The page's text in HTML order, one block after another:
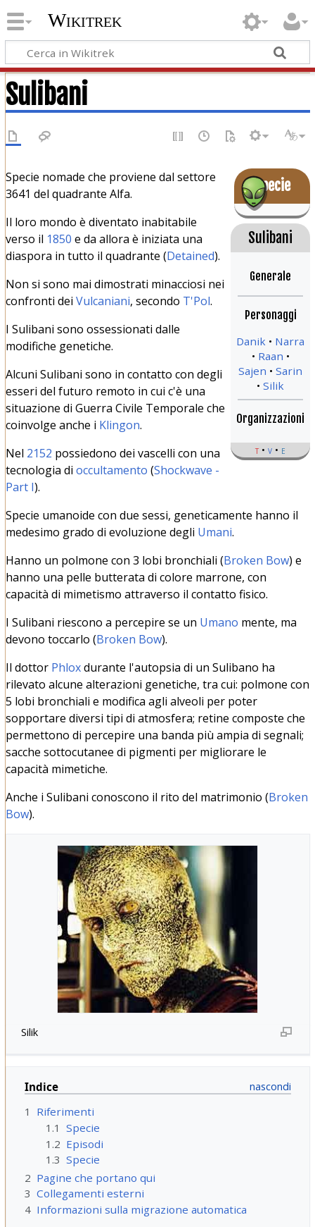
Wikitrek
Sulibani
Specie
Sulibani
Generale
Personaggi
Danik
Narra
Raan
Sajen
Sarin
Silik
Organizzazioni
t v e
Specie nomade che proviene dal settore
3641 del quadrante Alfa.
Il loro mondo è diventato inabitabile
verso il 1850 e da allora è iniziata una
diaspora in tutto il quadrante (Detained).
Non si sono mai dimostrati minacciosi nei
confronti dei Vulcaniani, secondo T'Pol.
I Sulibani sono ossessionati dalle
modifiche genetiche.
Alcuni Sulibani sono in contatto con degli
esseri del futuro remoto in cui c'è una
situazione di Guerra Civile Temporale che
coinvolge anche i Klingon.
Nel 2152 possiedono dei vascelli con una
tecnologia di occultamento (Shockwave -
Part I).
Specie umanoide con due sessi, geneticamente hanno il
medesimo grado di evoluzione degli Umani.
Hanno un polmone con 3 lobi bronchiali (Broken Bow) e
hanno una pelle butterata di colore marrone, con
capacità di mimetismo attraverso il contatto fisico.
I Sulibani riescono a percepire se un Umano mente, ma
devono toccarlo (Broken Bow).
Il dottor Phloxdurante l'autopsia di un Sulibano ha
rilevato alcune alterazioni genetiche, tra cui: polmone con
5 lobi bronchiali e modifica agli alveoli per poter
sopportare diversi tipi di atmosfera; retine composte che
permettono di percepire una banda più ampia di segnali;
sacche sottocutanee di pigmenti per migliorare le
capacità mimetiche.
Anche i Sulibani conoscono il rito del matrimonio (Broken
Bow).
Silik
Indice
1
Riferimenti
1.1
Specie
1.2 Episodi
1.3 Specie
2 Pagine che portano qui
3 Collegamenti esterni
4 Informazioni sulla migrazione automatica